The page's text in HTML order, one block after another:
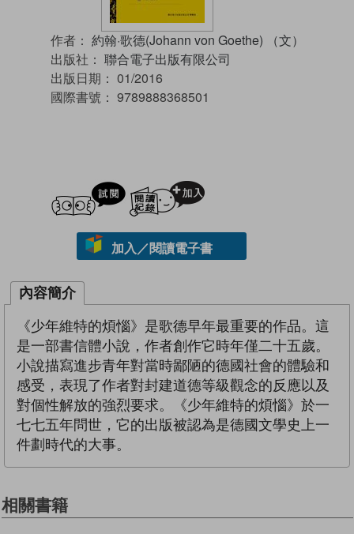
作者： 約翰·歌德(Johann von Goethe) （文）
出版社： 聯合電子出版有限公司
出版日期： 01/2016
國際書號： 9789888368501
試閲
加入／閱讀電子書
內容簡介
《少年維特的煩惱》是歌德早年最重要的作品。這
是一部書信體小說，作者創作它時年僅二十五歲。
小說描寫進步青年對當時鄙陋的德國社會的體驗和
感受，表現了作者對封建道德等級觀念的反應以及
對個性解放的強烈要求。《少年維特的煩惱》於一
七七五年問世，它的出版被認為是德國文學史上一
件劃時代的大事。
相關書籍